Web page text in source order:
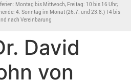
Montag bis Mittwoch, Freitag: 10 bis 16 Uhr;
4. Sonntag im Monat (26.7. und 23.8.) 14 bis
nach Vereinbarung
David
von